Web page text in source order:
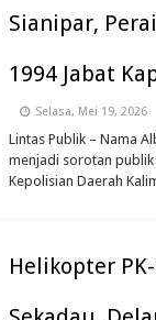
Sianipar,
1994 Jabat
Selasa, Mei 19, 2026
Lintas Publik – Nama
menjadi sorotan
Kepolisian Daerah
Helikopter